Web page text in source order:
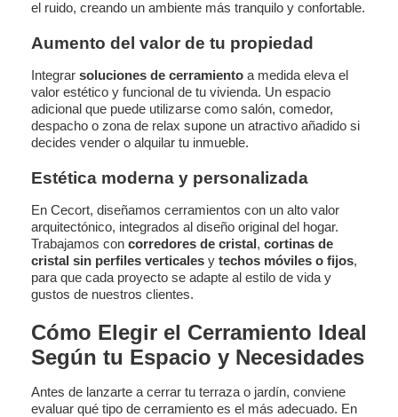
el ruido, creando un ambiente más tranquilo y confortable.
Aumento del valor de tu propiedad
Integrar soluciones de cerramiento a medida eleva el
valor estético y funcional de tu vivienda. Un espacio
adicional que puede utilizarse como salón, comedor,
despacho o zona de relax supone un atractivo añadido si
decides vender o alquilar tu inmueble.
Estética moderna y personalizada
En Cecort, diseñamos cerramientos con un alto valor
arquitectónico, integrados al diseño original del hogar.
Trabajamos con corredores de cristal, cortinas de
cristal sin perfiles verticales y techos móviles o fijos,
para que cada proyecto se adapte al estilo de vida y
gustos de nuestros clientes.
Cómo Elegir el Cerramiento Ideal
Según tu Espacio y Necesidades
Antes de lanzarte a cerrar tu terraza o jardín, conviene
evaluar qué tipo de cerramiento es el más adecuado. En